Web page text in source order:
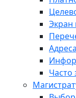
Экран
Часто